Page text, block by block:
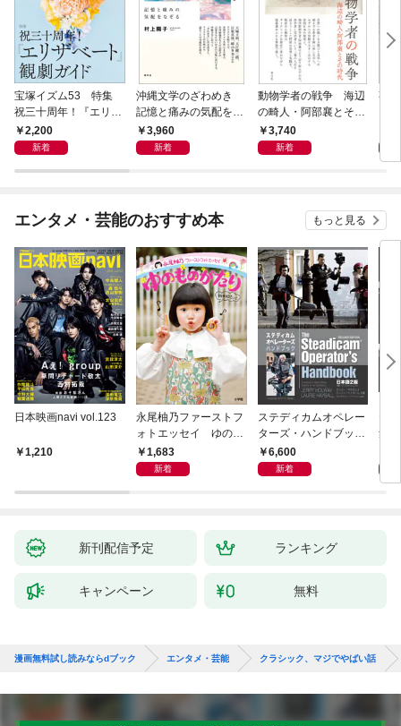
宝塚イズム53 特集
祝三十周年！『エリザ
ベート』観劇ガイド
2,200
新着
沖縄文学のざわめき
記憶と痛みの気配をな
ぞる3,960
新着
動物学者の戦争 海辺
の畸人・阿部襄とその
時代3,740
新着
事
エンタメ・芸能のおすすめ本 もっと見る
日本映画navi vol.123
1,210
永尾柚乃ファーストフ
ォトエッセイ ゆのも
のがたり
1,683
新着
ステディカムオペレー
ターズ・ハンドブック
日本語版 電子版 第２
版
6,600
新着
集
ウ
【
新刊配信予定 ランキング
キャンペーン 無料
漫画無料試し読みならdブック エンタメ・芸能 クラシック、マジでやばい話